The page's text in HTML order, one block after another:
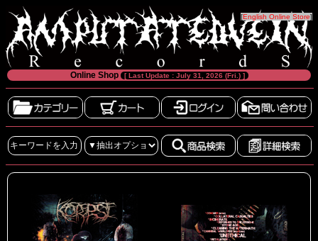
[English Online Store]
Online Shop [ Last Update : July 31, 2026 (Fri.) ]